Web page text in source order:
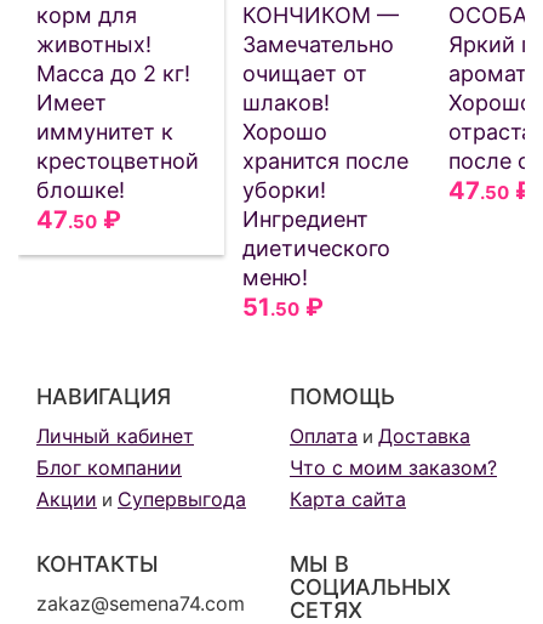
корм для
животных!
Масса до 2 кг!
Имеет
иммунитет к
крестоцветной
блошке!
47.50 ₽
КОНЧИКОМ —
Замечательно
очищает от
шлаков!
Хорошо
хранится после
уборки!
Ингредиент
диетического
меню!
51.50 ₽
ОСОБА
Яркий
аромат!
Хорошо
после
47.50 ₽
НАВИГАЦИЯ
Личный кабинет
Блог компании
Акции и Супервыгода
ПОМОЩЬ
Оплата и Доставка
Что с моим заказом?
Карта сайта
КОНТАКТЫ
zakaz@semena74.com
МЫ В
СОЦИАЛЬНЫХ
СЕТЯХ